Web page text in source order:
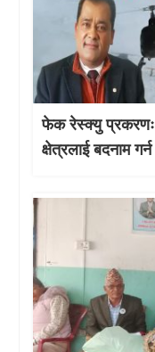
फेक रेस्क्यु प्रकरणः
क्षेत्रलाई बदनाम